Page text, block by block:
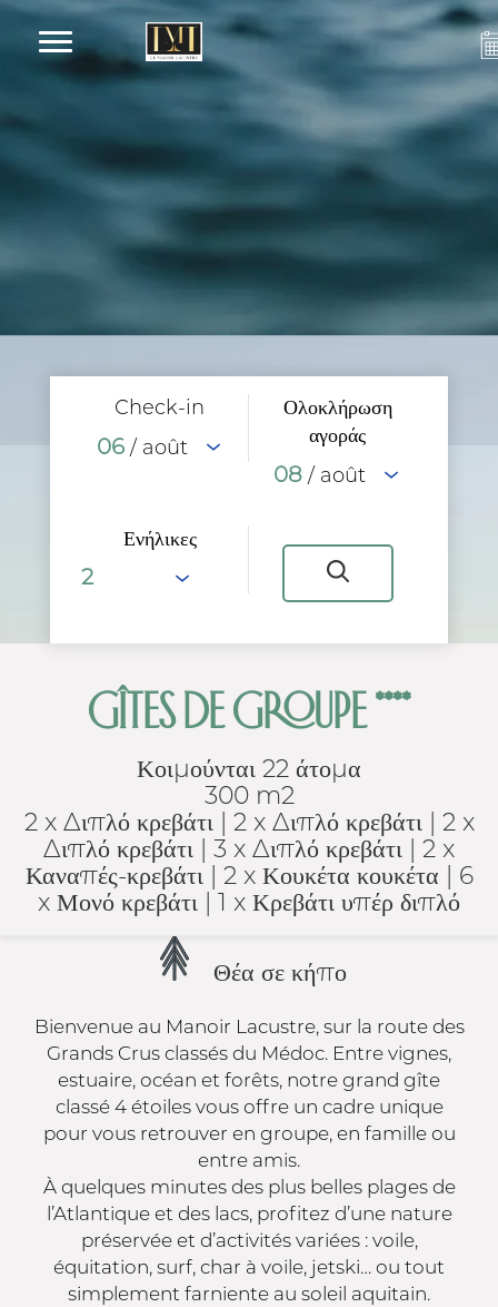
Check-in
06 / août
Ολοκλήρωση
αγοράς
08 / août
Ενήλικες
GÎTES DE GROUPE ****
Κοιμούνται 22 άτομα
300 m2
2 x Διπλό κρεβάτι| 2 x Διπλό κρεβάτι| 2 x
Διπλό κρεβάτι
3 x Διπλό κρεβάτι
2 x
Καναπές-κρεβάτι| 2 x Κουκέτα κουκέτα
6
x Μονό κρεβάτι
1 x Κρεβάτι υπέρ διπλό
Θέα σε κήπο
Bienvenue au Manoir Lacustre, sur la route des
Grands Crus classés du Médoc. Entre vignes,
estuaire, océan et forêts, notre grand gîte
classé 4 étoiles vous offre un cadre unique
pour vous retrouver en groupe, en famille ou
entre amis.
À quelques minutes des plus belles plages de
l’Atlantique et des lacs, profitez d’une nature
préservée et d’activités variées : voile,
équitation, surf, char à voile, jetski… ou tout
simplement farniente au soleil aquitain.